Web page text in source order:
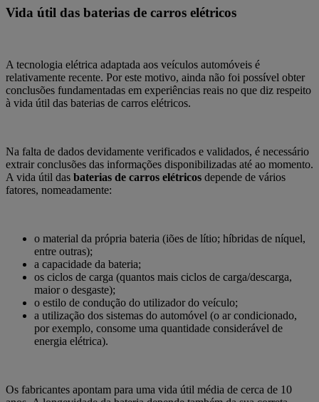
Vida útil das baterias de carros elétricos
A tecnologia elétrica adaptada aos veículos automóveis é
relativamente recente. Por este motivo, ainda não foi possível obter
conclusões fundamentadas em experiências reais no que diz respeito
à vida útil das baterias de carros elétricos.
Na falta de dados devidamente verificados e validados, é necessário
extrair conclusões das informações disponibilizadas até ao momento.
A vida útil das baterias de carros elétricos depende de vários
fatores, nomeadamente:
o material da própria bateria (iões de lítio; híbridas de níquel,
entre outras);
a capacidade da bateria;
os ciclos de carga (quantos mais ciclos de carga/descarga,
maior o desgaste);
o estilo de condução do utilizador do veículo;
a utilização dos sistemas do automóvel (o ar condicionado,
por exemplo, consome uma quantidade considerável de
energia elétrica).
Os fabricantes apontam para uma vida útil média de cerca de 10